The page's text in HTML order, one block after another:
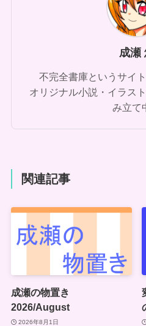
成瀬
不完全書庫というサイ
オリジナル小説・イラス
み立て
関連記事
成瀬の物置き
2026/August
2026年8月1日